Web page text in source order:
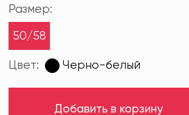
Размер:
50/58
Цвет: Черно-белый
Добавить в корзину